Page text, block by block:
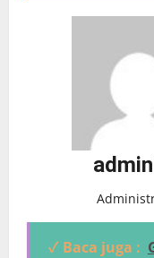
✓ Baca juga :